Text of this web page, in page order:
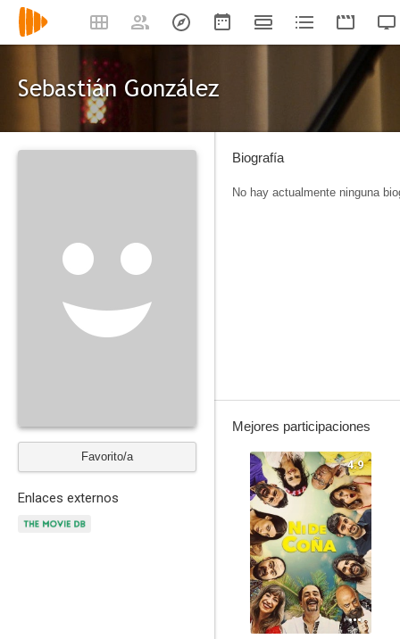
Sebastián González
Favorito/a
Enlaces externos
Biografía
No hay actualmente ninguna
Mejores participaciones
4.9